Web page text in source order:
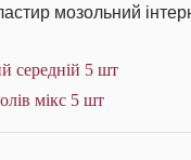
мозольний
середній 5 шт
мікс 5 шт